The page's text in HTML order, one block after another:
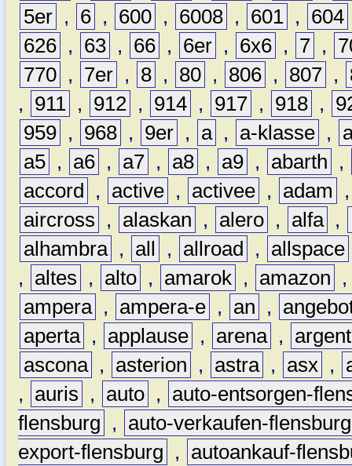
5er , 6 , 600 , 6008 , 601 , 604
626 , 63 , 66 , 6er , 6x6 , 7 ,
770 , 7er , 8 , 80 , 806 , 807 ,
,
911 , 912 , 914 , 917 , 918 ,
959 , 968 , 9er , a , a-klasse ,
a5 , a6 , a7 , a8 , a9 , abarth
,
accord
, active , activee , adam
aircross
, alaskan , alero , alfa ,
alhambra , all , allroad , allspace
,
altes , alto , amarok , amazon
ampera , ampera-e , an ,
aperta , applause , arena ,
ascona , asterion , astra , asx ,
,
auris , auto ,
auto-entsorgen-
flensburg
,
auto-verkaufen-flensburg
export-flensburg
,
autoankauf-